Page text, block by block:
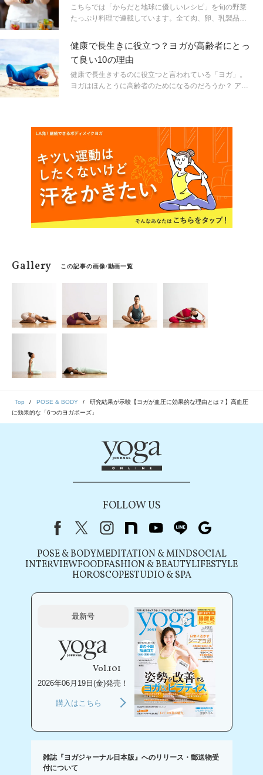
さしい環境作りをして健やかに過ごしましょう。血流の
悪さからくる症状として冷えもとてもつらいものです。
連する冷えについて、そして血管の柔らかさを保つヒン
トについてお話していきます。
こちらでは「からだと地球に優しいレシピ」を旬の野菜
たっぷり料理で連載しています。全て肉、卵、乳製品、
体型や健康のことが気になる方に、積極的に食べて欲し
い旬の野菜料理を、料理＆ピアノ教室【ピアノスイーツ
ジューンベリー京都】がご紹介。講師は獣医師、栄養学
講師でもあり【カンタン！食べてきれい、健康になれる
魔法のレシピ】をお伝えします。自身も3人子育てママで
健康で長生きに役立つ？ヨガが高齢者にとっ
て良い10の理由
健康で長生きするのに役立つと言われている「ヨガ」。
ヨガはほんとうに高齢者のためになるのだろうか？ アル
Gallery この記事の画像/動画一覧
Top POSE & BODY
研究結果が示唆【ヨガが血圧に効果的な理由とは？】高血圧
に効果的な「6つのヨガポーズ」
FOLLOW US
FacebookX（旧Twitter）
instagram
note youtubeline
POSE & BODYMEDITATION & MINDSOCIAL
INTERVIEWFOODFASHION & BEAUTYLIFESTYLE
HOROSCOPESTUDIO & SPA
最新号
Vol.101
2026年06月19日(金)発売！
購入はこちら
雑誌『ヨガジャーナル日本版』へのリリース・郵送物受
付について